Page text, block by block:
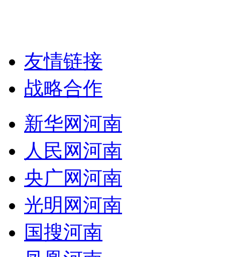
友情链接
战略合作
新华网河南
人民网河南
央广网河南
光明网河南
国搜河南